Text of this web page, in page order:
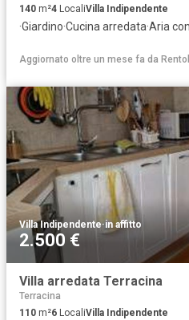
140 m²4 LocaliVilla Indipendente
·Giardino·Cucina arredata·Aria
Aggiornato oltre un mese fa da
Villa Indipendente·in affitto
2.500 €
Villa arredata Terracina
Terracina
110 m²6 LocaliVilla Indipendente